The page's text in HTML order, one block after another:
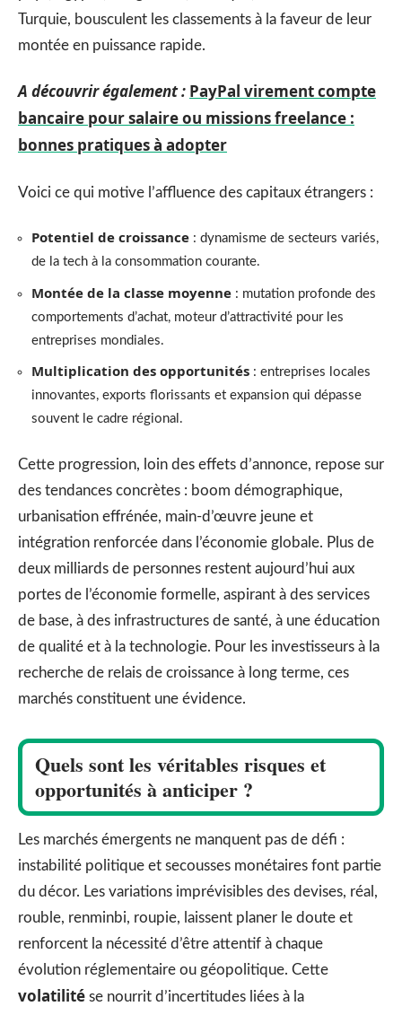
Turquie, bousculent les classements à la faveur de leur
montée en puissance rapide.
A découvrir également : PayPal virement compte
bancaire pour salaire ou missions freelance :
bonnes pratiques à adopter
Voici ce qui motive l’affluence des capitaux étrangers :
Potentiel de croissance : dynamisme de secteurs variés,
de la tech à la consommation courante.
Montée de la classe moyenne : mutation profonde des
comportements d’achat, moteur d’attractivité pour les
entreprises mondiales.
Multiplication des opportunités : entreprises locales
innovantes, exports florissants et expansion qui dépasse
souvent le cadre régional.
Cette progression, loin des effets d’annonce, repose sur
des tendances concrètes : boom démographique,
urbanisation effrénée, main-d’œuvre jeune et
intégration renforcée dans l’économie globale. Plus de
deux milliards de personnes restent aujourd’hui aux
portes de l’économie formelle, aspirant à des services
de base, à des infrastructures de santé, à une éducation
de qualité et à la technologie. Pour les investisseurs à la
recherche de relais de croissance à long terme, ces
marchés constituent une évidence.
Quels sont les véritables risques et
opportunités à anticiper ?
Les marchés émergents ne manquent pas de défi :
instabilité politique et secousses monétaires font partie
du décor. Les variations imprévisibles des devises, réal,
rouble, renminbi, roupie, laissent planer le doute et
renforcent la nécessité d’être attentif à chaque
évolution réglementaire ou géopolitique. Cette
volatilité se nourrit d’incertitudes liées à la